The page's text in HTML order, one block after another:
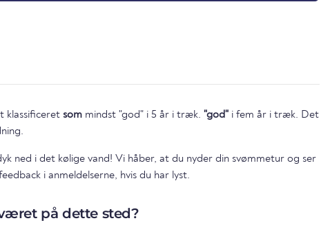
klassificeret som mindst "god" i 5 år i træk. "god" i fem år i træk. Det
ned i det kølige vand! Vi håber, at du nyder din svømmetur og ser
i anmeldelserne, hvis du har lyst.
på dette sted?